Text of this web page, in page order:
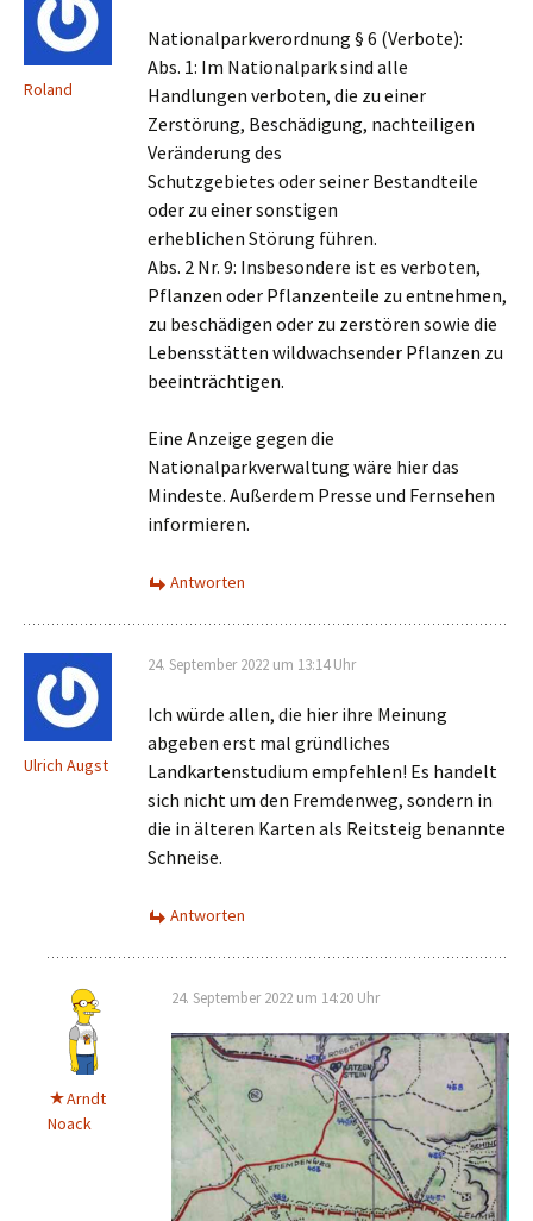
Roland
Nationalparkverordnung § 6 (Verbote):
Abs. 1: Im Nationalpark sind alle
Handlungen verboten, die zu einer
Zerstörung, Beschädigung, nachteiligen
Veränderung des
Schutzgebietes oder seiner Bestandteile
oder zu einer sonstigen
erheblichen Störung führen.
Abs. 2 Nr. 9: Insbesondere ist es verboten,
Pflanzen oder Pflanzenteile zu entnehmen,
zu beschädigen oder zu zerstören sowie die
Lebensstätten wildwachsender Pflanzen zu
beeinträchtigen.
Eine Anzeige gegen die
Nationalparkverwaltung wäre hier das
Mindeste. Außerdem Presse und Fernsehen
informieren.
Antworten
Ulrich Augst
24. September 2022 um 13:14 Uhr
Ich würde allen, die hier ihre Meinung
abgeben erst mal gründliches
Landkartenstudium empfehlen! Es handelt
sich nicht um den Fremdenweg, sondern in
die in älteren Karten als Reitsteig benannte
Schneise.
Antworten
Arndt
Noack
24. September 2022 um 14:20 Uhr